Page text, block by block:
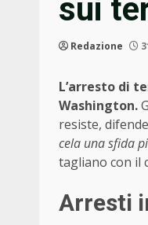
sui
Redazione
L’arresto di
Washington.
resiste,
cela una sfida
tagliano con il
Arresti